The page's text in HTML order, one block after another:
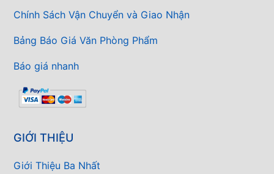
Chính Sách Vận Chuyển và Giao Nhận
Bảng Báo Giá Văn Phòng Phẩm
Báo giá nhanh
GIỚI THIỆU
Giới Thiệu Ba Nhất